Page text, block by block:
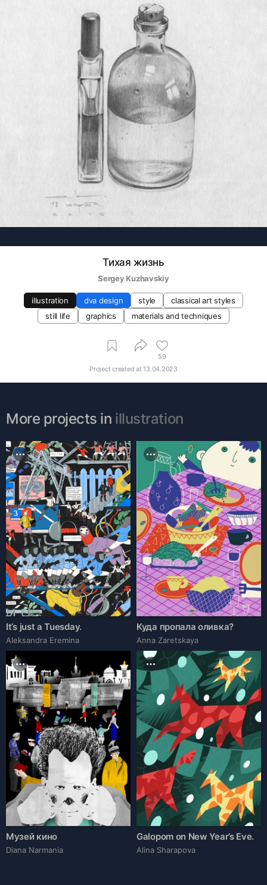
Тихая жизнь
Sergey Kuzhavskiy
illustration dva design style
classical art styles
still life
graphics materials and techniques
59
Project created at13.04.2023
More projects in illustration
It’s just a Tuesday.
Aleksandra Eremina
Куда пропала оливка?
Anna Zaretskaya
Музей кино
Diana Narmania
Galopom on New Year’s Eve.
Alina Sharapova